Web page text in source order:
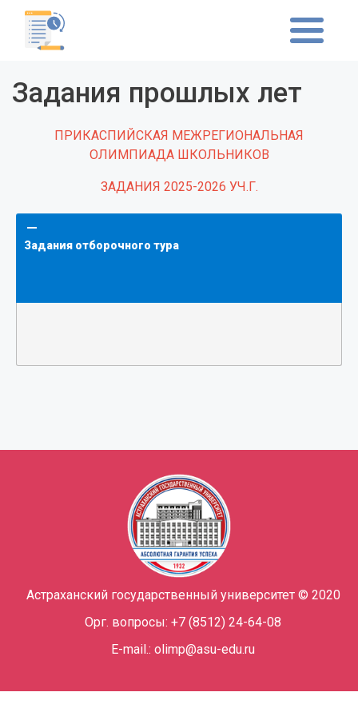
Задания прошлых лет
ПРИКАСПИЙСКАЯ МЕЖРЕГИОНАЛЬНАЯ
ОЛИМПИАДА ШКОЛЬНИКОВ
ЗАДАНИЯ 2025-2026 УЧ.Г.
Задания отборочного тура
Астраханский государственный университет © 2020
Орг. вопросы: +7 (8512) 24-64-08
E-mail.: olimp@asu-edu.ru